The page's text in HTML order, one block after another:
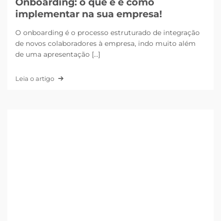
implementar na sua empresa!
O onboarding é o processo estruturado de integração
de novos colaboradores à empresa, indo muito além
de uma apresentação [...]
Leia o artigo